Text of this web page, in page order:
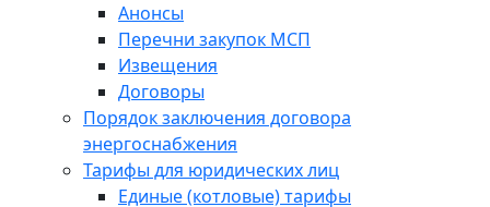
Анонсы
Перечни закупок МСП
Извещения
Договоры
Порядок заключения договора
энергоснабжения
Тарифы для юридических лиц
Единые (котловые) тарифы